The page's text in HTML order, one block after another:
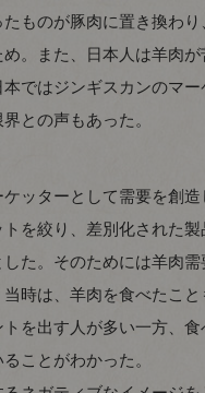
ものが豚肉に置き換わり
。また、日本人は羊肉が
ではジンギスカンのマー
との声もあった。
ッターとして需要を創造
を絞り、差別化された
た。そのためには羊肉
時は、羊肉を食べたこと
を出す人が多い一方、
ことがわかった。